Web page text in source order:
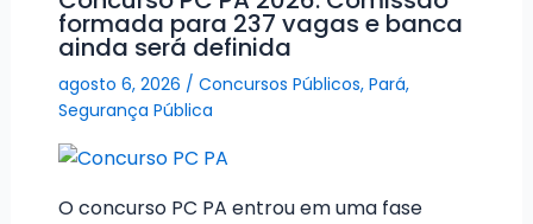
formada para 237 vagas e banca
ainda será definida
agosto 6, 2026 / Concursos Públicos, Pará,
Segurança Pública
O concurso PC PA entrou em uma fase